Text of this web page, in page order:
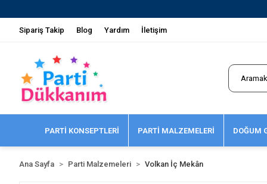
Sipariş Takip Blog Yardım İletişim
PARTİ KONSEPTLERİ PARTİ MALZEMELERİ DOĞUM
Ana Sayfa Parti Malzemeleri Volkan İç Mekân